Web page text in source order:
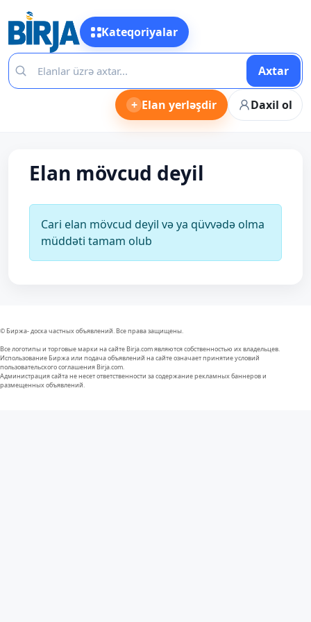
Kateqoriyalar
Axtar
+ Elan yerləşdir Daxil ol
Elan mövcud deyil
Cari elan mövcud deyil və ya qüvvədə olma
müddəti tamam olub
© Биржа- доска частных объявлений. Все права защищены.
Все логотипы и торговые марки на сайте Birja.com являются собственностью их владельцев.
Использование Биржа или подача объявлений на сайте означает принятие условий
пользовательского соглашения Birja.com.
Администрация сайта не несет ответственности за содержание рекламных баннеров и
размещенных объявлений.